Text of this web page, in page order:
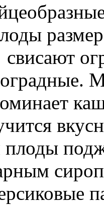
свисают
плоды